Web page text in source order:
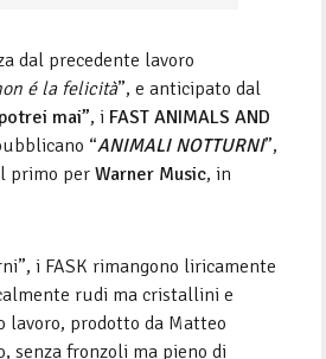
dal precedente lavoro
é la felicità”, e anticipato dal
mai”, i FAST ANIMALS AND
“ANIMALI NOTTURNI”,
primo perWarner Music, in
i FASK rimangono liricamente
rudi ma cristallini e
lavoro, prodotto da Matteo
senza fronzoli ma pieno di